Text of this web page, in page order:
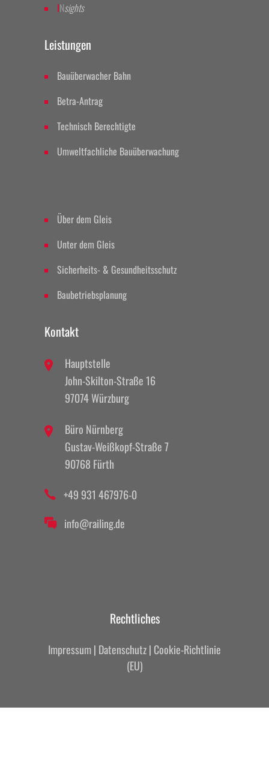
INsights
Leistungen
Bauüberwacher Bahn
Betra-Antrag
Technisch Berechtigte
Umweltfachliche Bauüberwachung
Über dem Gleis
Unter dem Gleis
Sicherheits- & Gesundheitsschutz
Baubetriebsplanung
Kontakt
Hauptstelle
John-Skilton-Straße 16
97074 Würzburg
Büro Nürnberg
Gustav-Weißkopf-Straße 7
90768 Fürth
+49 931 467976-0
info@railing.de
Rechtliches
Impressum| Datenschutz| Cookie-Richtlinie
(EU)